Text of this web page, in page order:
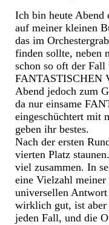
Ich bin heute Abend
auf meiner kleinen
das im
finden sollte, neben
schon so oft der
FANTASTISCHEN
Abend jedoch zum
da nur einsame
eingeschüchtert mit
geben ihr bestes.
Nach der ersten
vierten Platz
viel zusammen. In
eine Vielzahl
universellen
wirklich gut, ist aber
jeden Fall, und die